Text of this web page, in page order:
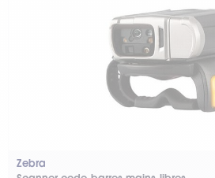
Zebra